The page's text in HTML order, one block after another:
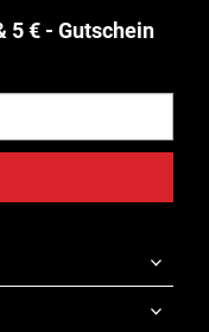
5 € - Gutschein